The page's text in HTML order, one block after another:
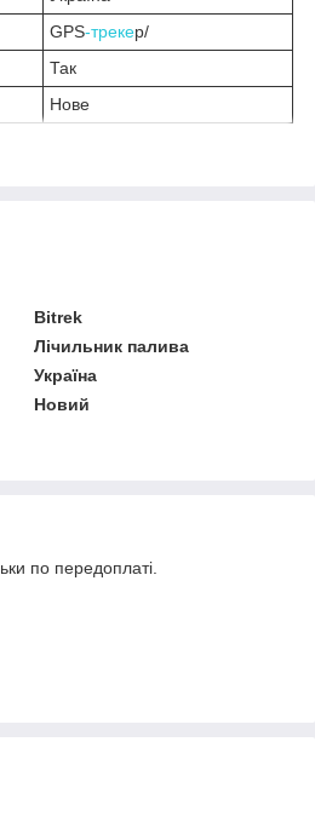
GPS-трекер/
Так
Нове
Bitrek
Лічильник палива
Україна
Новий
по передоплаті.